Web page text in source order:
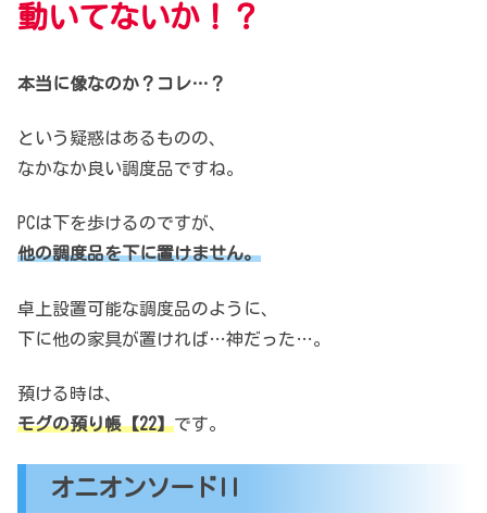
動いてないか！？
本当に像なのか？コレ…？
という疑惑はあるものの、
なかなか良い調度品ですね。
PCは下を歩けるのですが、
他の調度品を下に置けません。
卓上設置可能な調度品のように、
下に他の家具が置ければ…神だった…。
預ける時は、
モグの預り帳【22】です。
オニオンソードII